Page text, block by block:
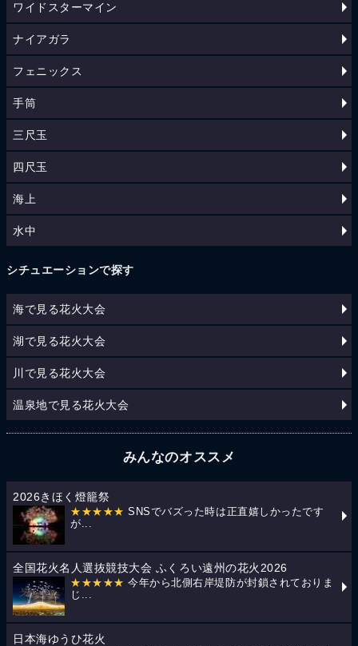
ワイドスターマイン
ナイアガラ
フェニックス
手筒
三尺玉
四尺玉
海上
水中
シチュエーションで探す
海で見る花火大会
湖で見る花火大会
川で見る花火大会
温泉地で見る花火大会
みんなのオススメ
2026きほく燈籠祭
★★★★★ SNSでバズった時は正直嬉しかったです
が...
全国花火名人選抜競技大会 ふくろい遠州の花火2026
★★★★★ 今年から北側右岸堤防が封鎖されておりま
じ...
日本海ゆうひ花火